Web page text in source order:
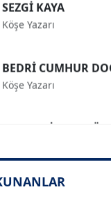
Köşe Yazarı
Köşe Yazarı
Köşe Yazarı